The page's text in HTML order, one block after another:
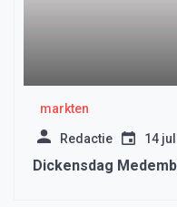
markten
Redactie 14
Dickensdag